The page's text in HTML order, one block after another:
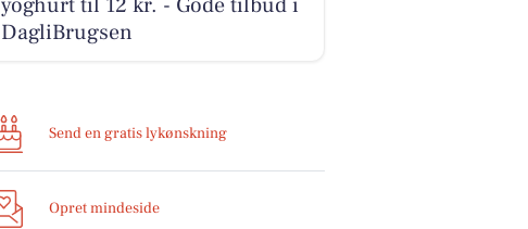
DagliBrugsen
Send en gratis lykønskning
Opret mindeside